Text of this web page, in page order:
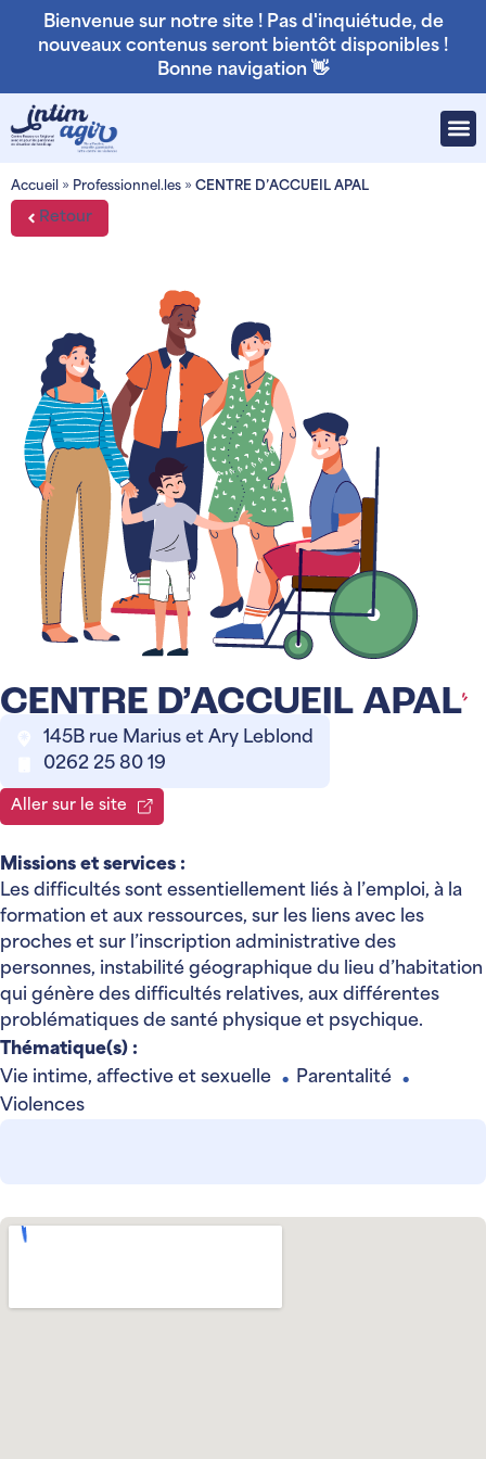
Bienvenue sur notre site ! Pas d'inquiétude, de
nouveaux contenus seront bientôt disponibles !
Bonne navigation 👋
Accueil » Professionnel.les » CENTRE D’ACCUEIL APAL
Retour
CENTRE D’ACCUEIL APAL
145B rue Marius et Ary Leblond
0262 25 80 19
Aller sur le site
Missions et services :
Les difficultés sont essentiellement liés à l’emploi, à la
formation et aux ressources, sur les liens avec les
proches et sur l’inscription administrative des
personnes, instabilité géographique du lieu d’habitation
qui génère des difficultés relatives, aux différentes
problématiques de santé physique et psychique.
Thématique(s) :
Vie intime, affective et sexuelle
● Parentalité ●
Violences